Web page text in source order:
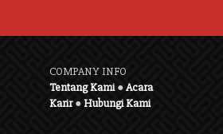
COMPANY INFO
Tentang Kami●Acara
Karir●Hubungi Kami